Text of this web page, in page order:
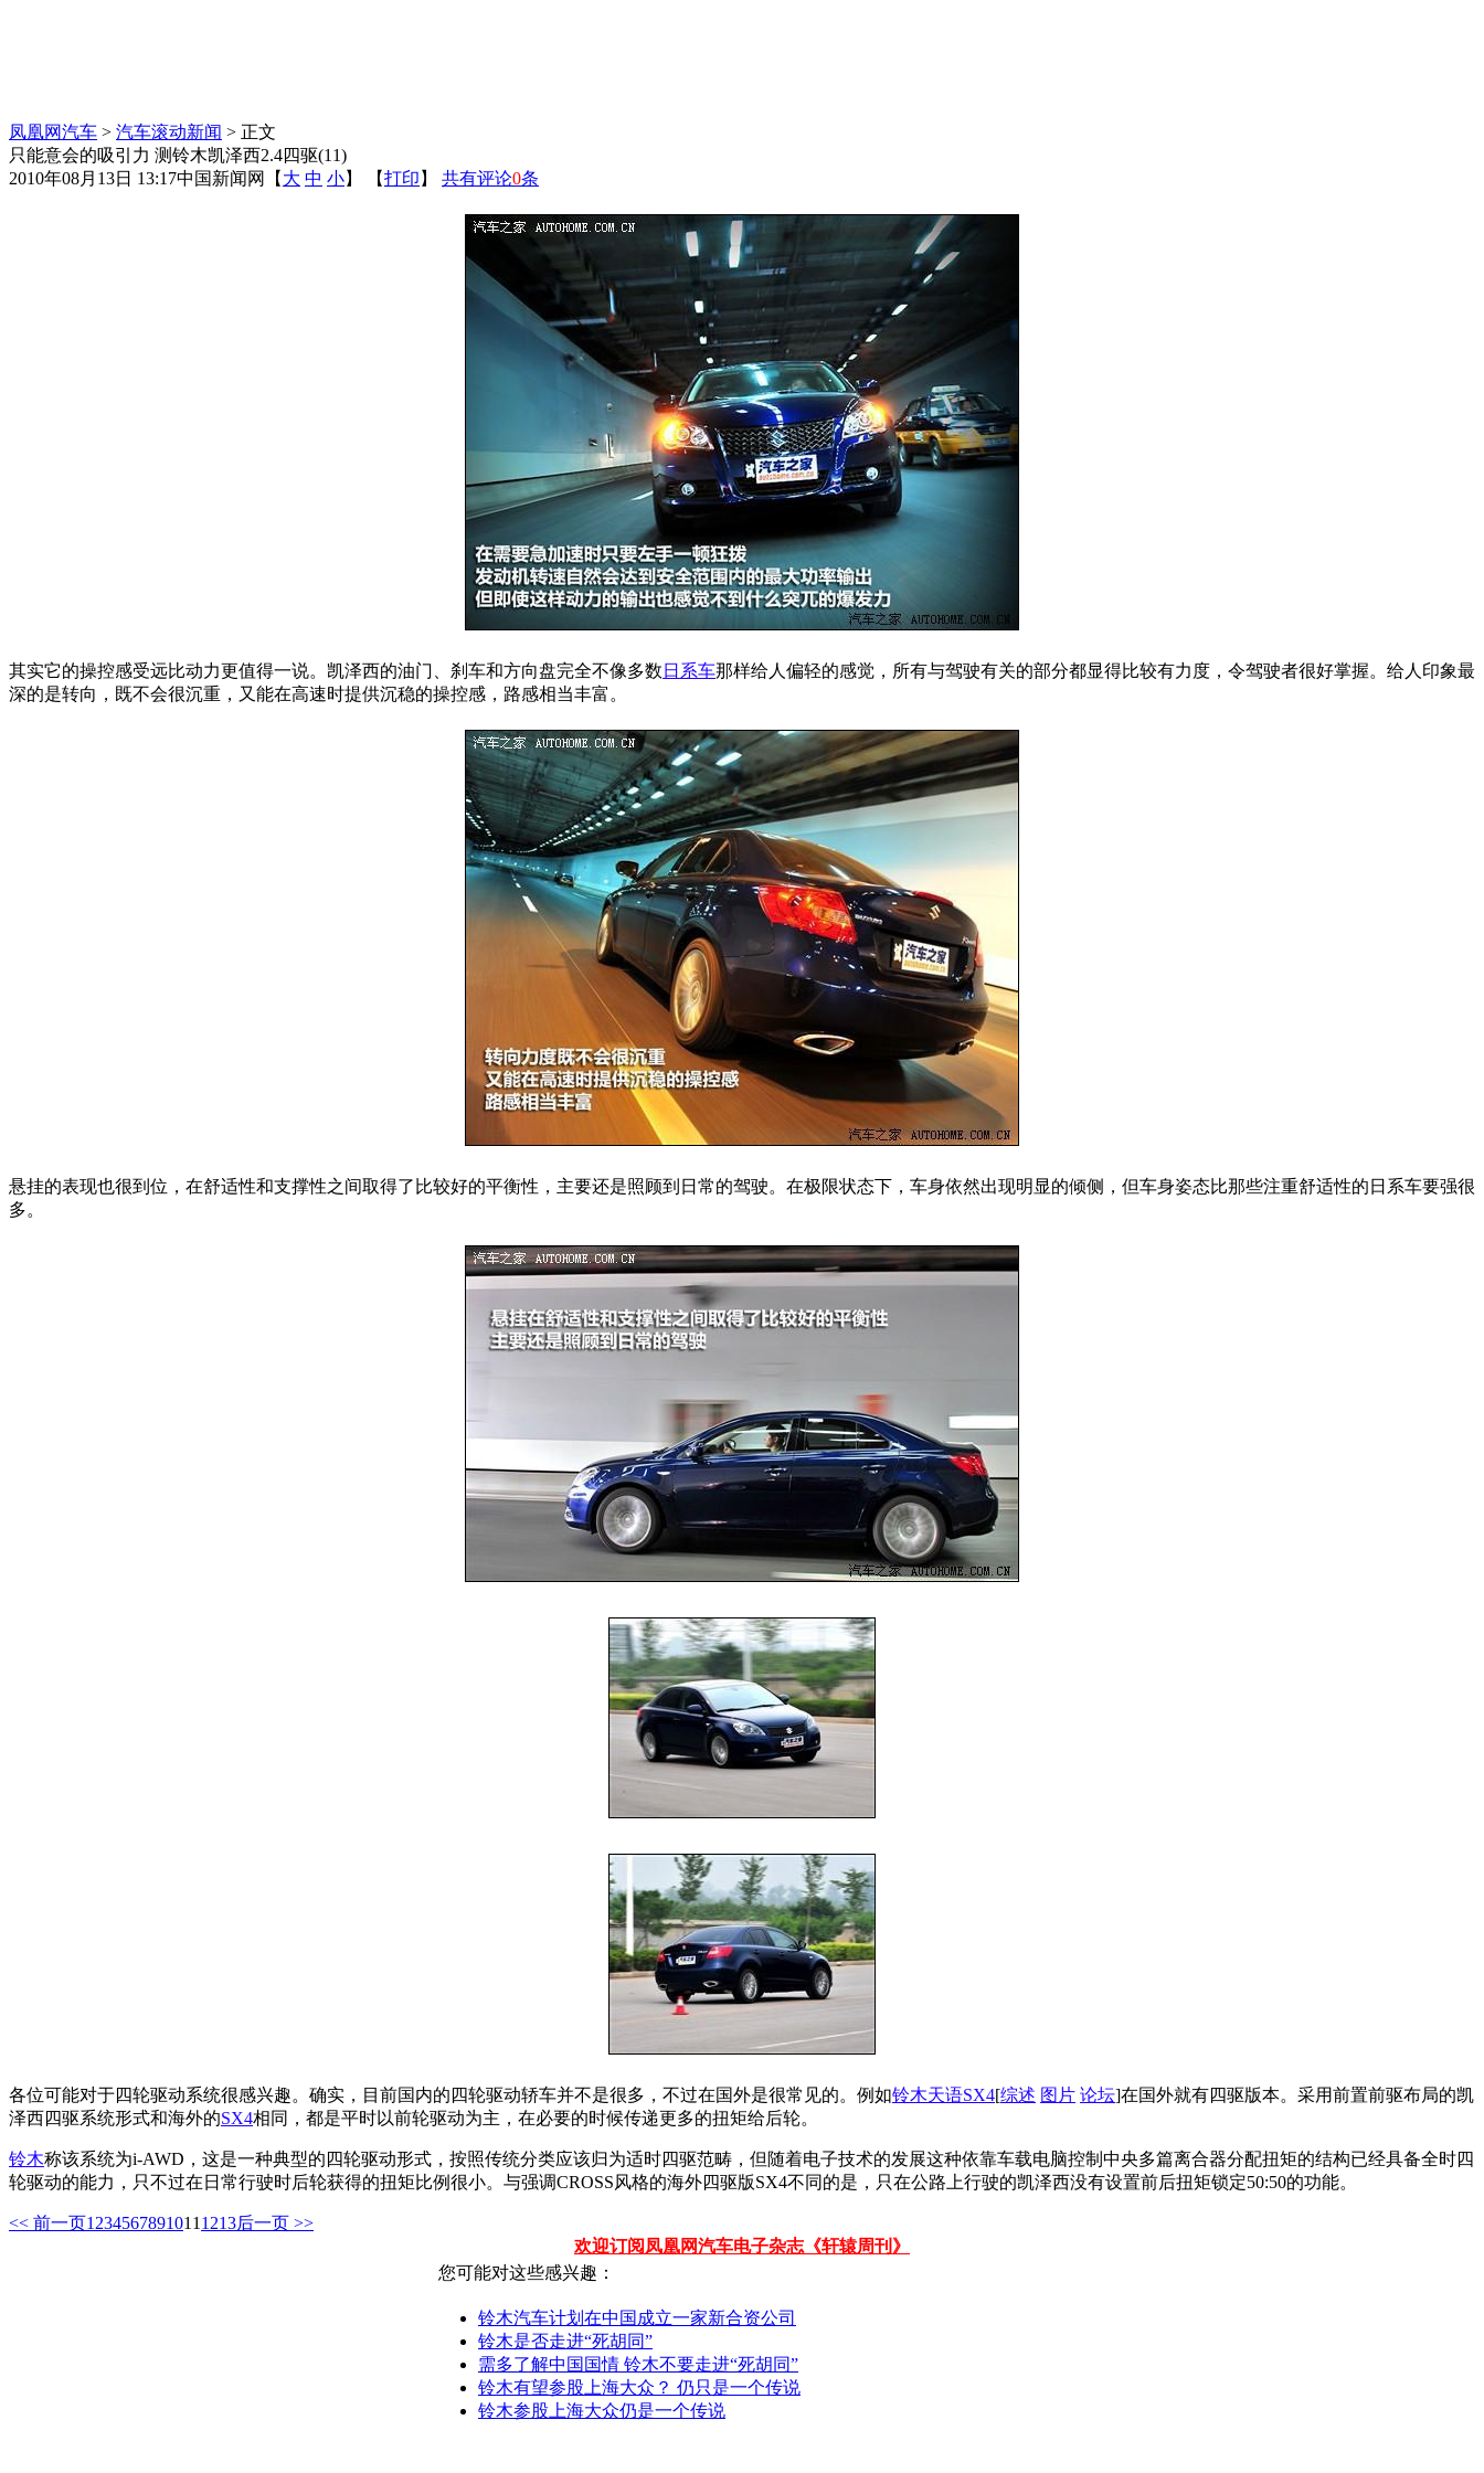
凤凰网汽车 > 汽车滚动新闻 > 正文
只能意会的吸引力 测铃木凯泽西2.4四驱(11)
2010年08月13日 13:17中国新闻网 【 大 中 小】 【打印 】 共有评论0条
其实它的操控感受远比动力更值得一说。凯泽西的油门、刹车和方向盘完全不像多数 日系车那样给人偏轻的感觉，所有与驾驶有关的部分都显得比较有力度，令驾驶者很好掌握。给人印象最
深的是转向，既不会很沉重，又能在高速时提供沉稳的操控感，路感相当丰富。
悬挂的表现也很到位，在舒适性和支撑性之间取得了比较好的平衡性，主要还是照顾到日常的驾驶。在极限状态下，车身依然出现明显的倾侧，但车身姿态比那些注重舒适性的日系车要强很
多。
各位可能对于四轮驱动系统很感兴趣。确实，目前国内的四轮驱动轿车并不是很多，不过在国外是很常见的。例如铃木天语SX4[综述 图片 论坛]在国外就有四驱版本。采用前置前驱布局的凯
泽西四驱系统形式和海外的SX4相同，都是平时以前轮驱动为主，在必要的时候传递更多的扭矩给后轮。
铃木称该系统为i-AWD，这是一种典型的四轮驱动形式，按照传统分类应该归为适时四驱范畴，但随着电子技术的发展这种依靠车载电脑控制中央多篇离合器分配扭矩的结构已经具备全时四
轮驱动的能力，只不过在日常行驶时后轮获得的扭矩比例很小。与强调CROSS风格的海外四驱版SX4不同的是，只在公路上行驶的凯泽西没有设置前后扭矩锁定50:50的功能。
<< 前一页1 234567891011 1213后一页 >>
欢迎订阅凤凰网汽车电子杂志《轩辕周刊》
您可能对这些感兴趣：
铃木汽车计划在中国成立一家新合资公司
铃木是否走进“死胡同”
需多了解中国国情 铃木不要走进“死胡同”
铃木有望参股上海大众？ 仍只是一个传说
铃木参股上海大众仍是一个传说